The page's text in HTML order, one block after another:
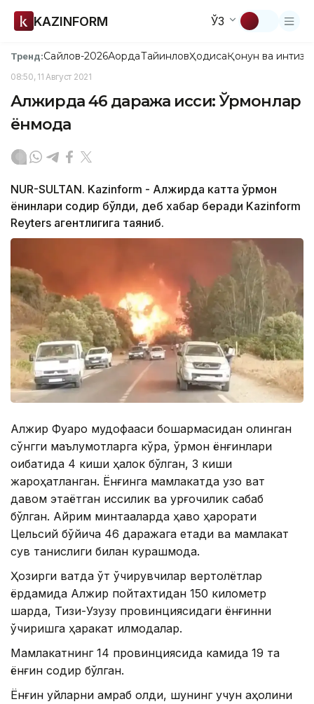
KAZINFORM ЎЗ
Тренд:Сайлов-2026АқордаТайинловҲодисаҚонун ва
08:50, 11 Август 2021
Алжирда 46 даража иссиқ: Ўрмонлар
ёнмоқда
NUR-SULTAN. Kazinform - Алжирда катта ўрмон
ёнғинлари содир бўлди, деб хабар беради Kazinform
Reyters агентлигига таяниб.
Алжир Фуқаро мудофааси бошқармасидан олинган
сўнгги маълумотларга кўра, ўрмон ёнғинлари
оқибатида 4 киши ҳалок бўлган, 3 киши
жароҳатланган. Ёнғинга мамлакатда узоқ вақт
давом этаётган иссиқлик ва қурғоқчилик сабаб
бўлган. Айрим минтақаларда ҳаво ҳарорати
Цельсий бўйича 46 даражага етади ва мамлакат
сув танқислиги билан курашмоқда.
Ҳозирги вақтда ўт ўчирувчилар вертолётлар
ёрдамида Алжир пойтахтидан 150 километр
шарқда, Тизи-Узузу провинциясидаги ёнғинни
ўчиришга ҳаракат қилмоқдалар.
Мамлакатнинг 14 провинциясида камида 19 та
ёнғин содир бўлган.
Ёнғин уйларни қамраб олди, шунинг учун аҳолини